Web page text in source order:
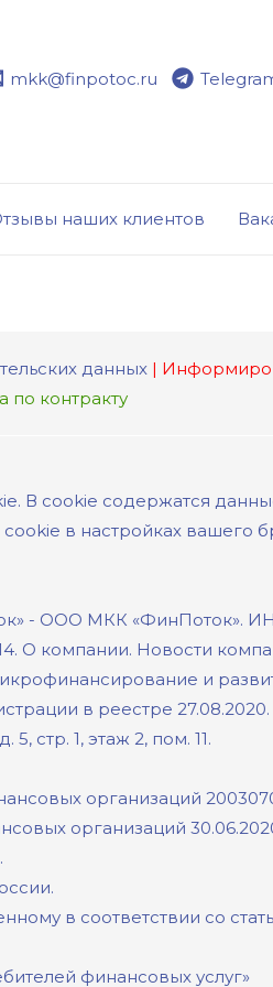
mkk@finpotoc.ru
наших клиентов
данных |
по контракту
. В cookie содержатся
в настройках вашего
- ООО МКК «ФинПоток».
. О компании. Новости
и
в реестре 27.08.2020.
стр. 1, этаж 2, пом. 11.
организаций
организаций
в соответствии со
финансовых услуг»